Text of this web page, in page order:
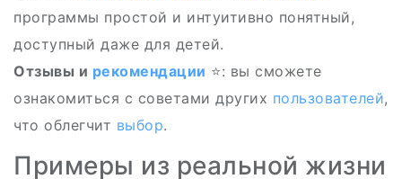
программы простой и интуитивно понятный,
доступный даже для детей.
Отзывы и рекомендации ⭐: вы сможете
ознакомиться с советами других пользователей,
что облегчит выбор.
Примеры из реальной жизни